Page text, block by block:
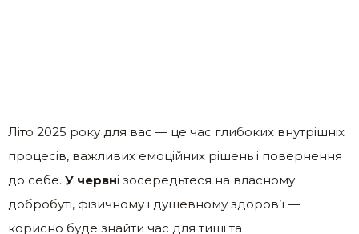
Літо 2025 року для вас — це час глибоких внутрішніх
процесів, важливих емоційних рішень і повернення
до себе. У червні зосередьтеся на власному
добробуті, фізичному і душевному здоров’ї —
корисно буде знайти час для тиші та